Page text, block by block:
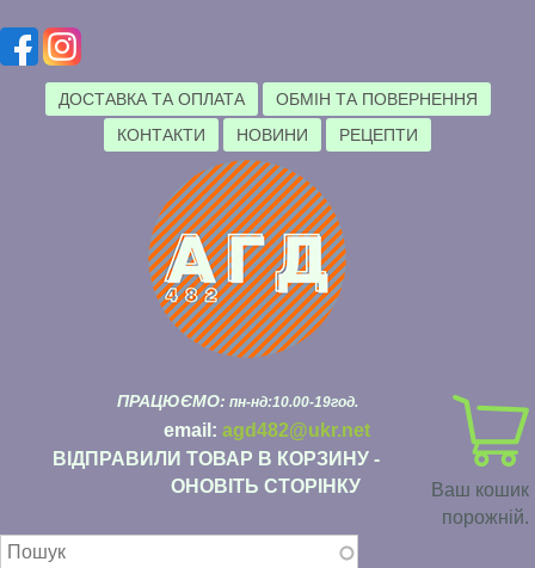
ДОСТАВКА ТА ОПЛАТА
ОБМІН ТА ПОВЕРНЕННЯ
КОНТАКТИ
НОВИНИ РЕЦЕПТИ
Ваш кошик
порожній.
ПРАЦЮЄМО: пн-нд:10.00-19год.
email: agd482@ukr.net
ВІДПРАВИЛИ ТОВАР В КОРЗИНУ -
ОНОВІТЬ СТОРІНКУ
Пошукова форма